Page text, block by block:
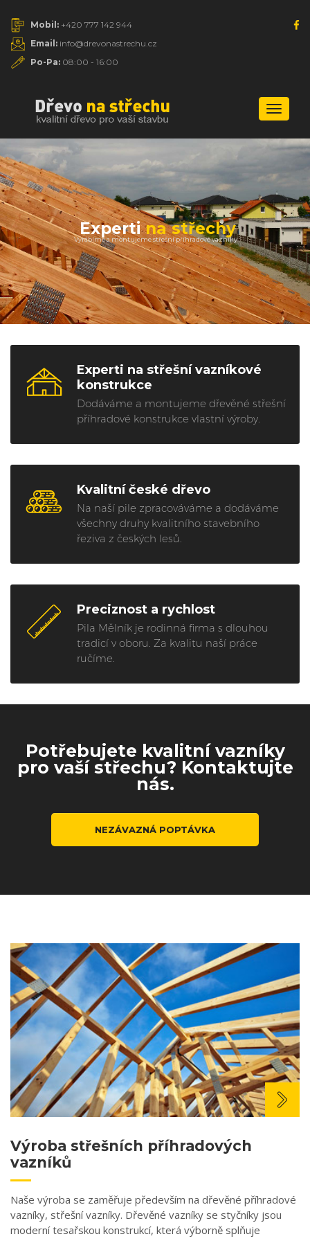
Mobil: +420 777 142 944
Email: info@drevonastrechu.cz
Po-Pa: 08:00 - 16:00
Expertina střechy
Vyrábíme a montujeme střešní příhradové vazníky
Experti na střešní vazníkové
konstrukce
Dodáváme a montujeme dřevěné střešní
příhradové konstrukce vlastní výroby.
Kvalitní české dřevo
Na naší pile zpracováváme a dodáváme
všechny druhy kvalitního stavebního
řeziva z českých lesů.
Preciznost a rychlost
Pila Mělník je rodinná firma s dlouhou
tradicí v oboru. Za kvalitu naší práce
ručíme.
Potřebujete kvalitní vazníky
pro vaší střechu? Kontaktujte
nás.
NEZÁVAZNÁ POPTÁVKA
Výroba střešních příhradových
vazníků
Naše výroba se zaměřuje především na dřevěné příhradové
vazníky, střešní vazníky. Dřevěné vazníky se styčníky jsou
moderní tesařskou konstrukcí, která výborně splňuje